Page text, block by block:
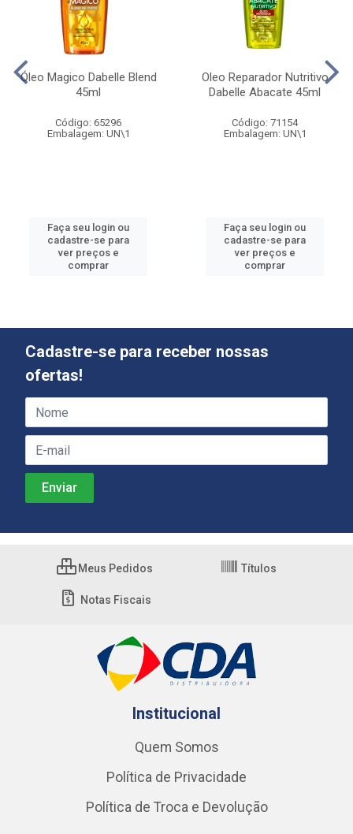
Óleo Magico Dabelle Blend
45ml
Código: 65296
Embalagem: UN\1
Faça seu login ou
cadastre-se para
ver preços e
comprar
Oleo Reparador Nutritivo
Dabelle Abacate 45ml
Código: 71154
Embalagem: UN\1
Faça seu login ou
cadastre-se para
ver preços e
comprar
Cadastre-se para receber nossas
ofertas!
Meus Pedidos Títulos
Notas Fiscais
Institucional
Quem Somos
Política de Privacidade
Política de Troca e Devolução